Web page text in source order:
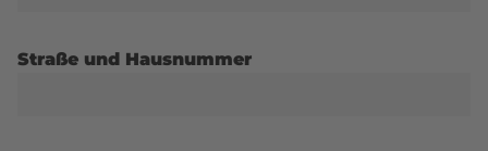
Straße und Hausnummer